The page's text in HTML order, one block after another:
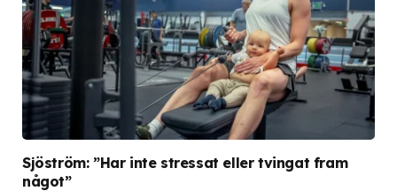
Sjöström: ”Har inte stressat eller tvingat fram
något”